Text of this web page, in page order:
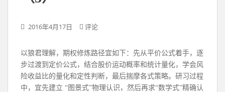
2016年4月17日 评论
以狼君理解，期权修炼路径宜如下：先从平价公式着手，逐
步过渡到定价公式，结合股价运动概率和统计量化，学会风
险收益比的量化和定性判断，最后揣摩各式策略。研习过程
中，宜先建立 “图景式”物理认识，然后再求“数学式”精确认